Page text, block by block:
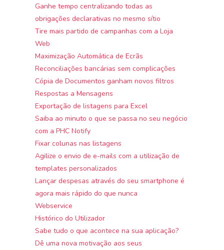
Ganhe tempo centralizando todas as
obrigações declarativas no mesmo sítio
Tire mais partido de campanhas com a Loja
Web
Maximização Automática de Ecrãs
Reconciliações bancárias sem complicações
Cópia de Documentos ganham novos filtros
Respostas a Mensagens
Exportação de listagens para Excel
Saiba ao minuto o que se passa no seu negócio
com a PHC Notify
Fixar colunas nas listagens
Agilize o envio de e-mails com a utilização de
templates personalizados
Lançar despesas através do seu smartphone é
agora mais rápido do que nunca
Webservice
Histórico do Utilizador
Sabe tudo o que acontece na sua aplicação?
Dê uma nova motivação aos seus